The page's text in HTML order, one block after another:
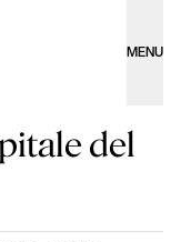
MENU
del